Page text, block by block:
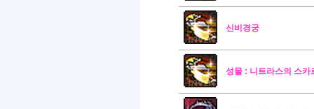
신비경궁
성물 : 니트라스의 스카